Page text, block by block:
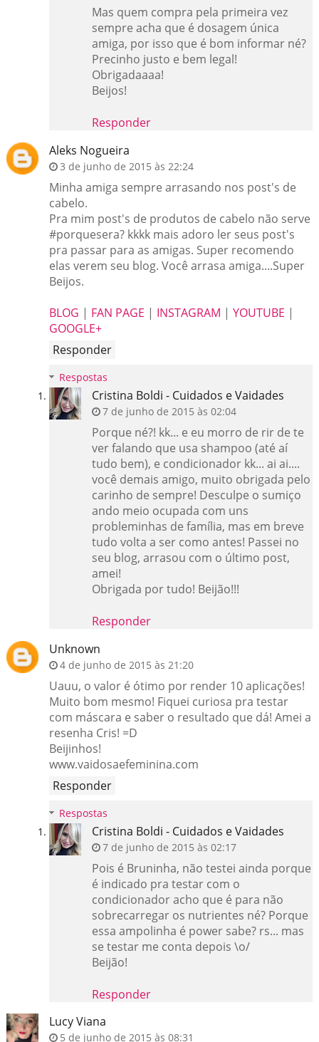
Mas quem compra pela primeira vez
sempre acha que é dosagem única
amiga, por isso que é bom informar né?
Precinho justo e bem legal!
Obrigadaaaa!
Beijos!
Responder
Aleks Nogueira
3 de junho de 2015 às 22:24
Minha amiga sempre arrasando nos post's de
cabelo.
Pra mim post's de produtos de cabelo não serve
#porquesera? kkkk mais adoro ler seus post's
pra passar para as amigas. Super recomendo
elas verem seu blog. Você arrasa amiga....Super
Beijos.
BLOG | FAN PAGE | INSTAGRAM | YOUTUBE |
GOOGLE+
Responder
Respostas
Cristina Boldi - Cuidados e Vaidades
7 de junho de 2015 às 02:04
Porque né?! kk... e eu morro de rir de te
ver falando que usa shampoo (até aí
tudo bem), e condicionador kk... ai ai....
você demais amigo, muito obrigada pelo
carinho de sempre! Desculpe o sumiço
ando meio ocupada com uns
probleminhas de família, mas em breve
tudo volta a ser como antes! Passei no
seu blog, arrasou com o último post,
amei!
Obrigada por tudo! Beijão!!!
Responder
Unknown
4 de junho de 2015 às 21:20
Uauu, o valor é ótimo por render 10 aplicações!
Muito bom mesmo! Fiquei curiosa pra testar
com máscara e saber o resultado que dá! Amei a
resenha Cris! =D
Beijinhos!
www.vaidosaefeminina.com
Responder
Respostas
Cristina Boldi - Cuidados e Vaidades
7 de junho de 2015 às 02:17
Pois é Bruninha, não testei ainda porque
é indicado pra testar com o
condicionador acho que é para não
sobrecarregar os nutrientes né? Porque
essa ampolinha é power sabe? rs... mas
se testar me conta depois \o/
Beijão!
Responder
Lucy Viana
5 de junho de 2015 às 08:31